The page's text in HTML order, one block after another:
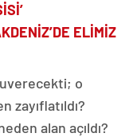
ELİMİZ
o
zayıflatıldı?
alan açıldı?